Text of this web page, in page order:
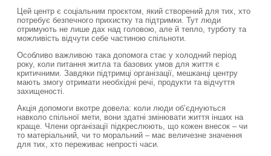
Цей центр є соціальним проєктом, який створений для тих, хто
потребує безпечного прихистку та підтримки. Тут люди
отримують не лише дах над головою, але й тепло, турботу та
можливість відчути себе частиною спільноти.
Особливо важливою така допомога стає у холодний період
року, коли питання житла та базових умов для життя є
критичними. Завдяки підтримці організації, мешканці центру
мають змогу отримати необхідні речі, продукти та відчуття
захищеності.
Акція допомоги вкотре довела: коли люди об’єднуються
навколо спільної мети, вони здатні змінювати життя інших на
краще. Члени організації підкреслюють, що кожен внесок – чи
то матеріальний, чи то моральний – має величезне значення
для тих, хто переживає непрості часи.